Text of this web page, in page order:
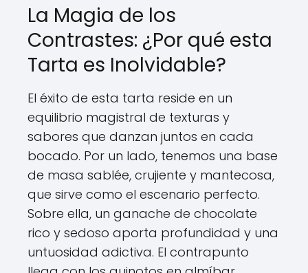
La Magia de los
Contrastes: ¿Por qué esta
Tarta es Inolvidable?
El éxito de esta tarta reside en un
equilibrio magistral de texturas y
sabores que danzan juntos en cada
bocado. Por un lado, tenemos una base
de masa sablée, crujiente y mantecosa,
que sirve como el escenario perfecto.
Sobre ella, un ganache de chocolate
rico y sedoso aporta profundidad y una
untuosidad adictiva. El contrapunto